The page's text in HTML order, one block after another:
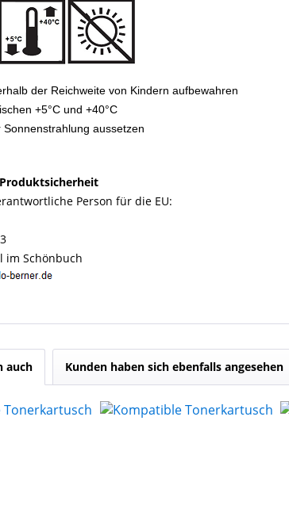
der Reichweite von Kindern aufbewahren
+5°C und +40°C
aussetzen
Person für die EU:
im Schönbuch
auch Kunden haben sich ebenfalls angesehen